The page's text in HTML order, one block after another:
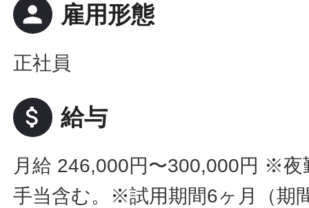
person 雇用形態
正社員
attach_money 給与
月給 246,000円〜300,000円 ※夜
手当含む。※試用期間6ヶ月（期